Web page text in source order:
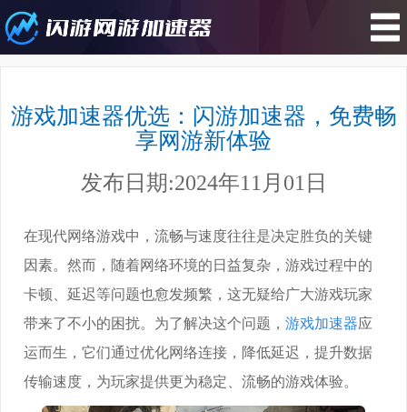
器优选：闪游加速器，免费畅享网游
新体验
游戏加速器优选：闪游加速器，免费畅
享网游新体验
发布日期:2024年11月01日
在现代网络游戏中，流畅与速度往往是决定胜负的关键
因素。然而，随着网络环境的日益复杂，游戏过程中的
卡顿、延迟等问题也愈发频繁，这无疑给广大游戏玩家
带来了不小的困扰。为了解决这个问题， 游戏加速器应
运而生，它们通过优化网络连接，降低延迟，提升数据
传输速度，为玩家提供更为稳定、流畅的游戏体验。